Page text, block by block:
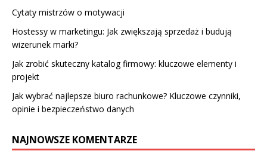
Cytaty mistrzów o motywacji
Hostessy w marketingu: Jak zwiększają sprzedaż i budują
wizerunek marki?
Jak zrobić skuteczny katalog firmowy: kluczowe elementy i
projekt
Jak wybrać najlepsze biuro rachunkowe? Kluczowe czynniki,
opinie i bezpieczeństwo danych
NAJNOWSZE KOMENTARZE